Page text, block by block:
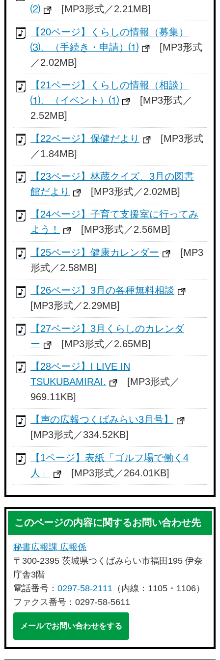
⑵
[MP3形式／2.21MB]
【20ページ】くらしの情報（募集）
⑶、（手続き・申請）⑴
[MP3形式
／2.02MB]
【21ページ】くらしの情報（相談）
⑴、（イベント）⑴
[MP3形式／
2.52MB]
【22ページ】保健だより
[MP3形式
／1.84MB]
【23ページ】林蔵クイズ、3月の図書
館だより
[MP3形式／2.02MB]
【24ページ】子育て支援室に行ってみ
よう！
[MP3形式／2.56MB]
【25ページ】健康カレンダー
[MP3
形式／2.58MB]
【26ページ】3月の各種無料相談
[MP3形式／2.29MB]
【27ページ】3月くらしのカレンダ
ー
[MP3形式／2.65MB]
【28ページ】I LIVE IN
TSUKUBAMIRAI.
[MP3形式／
969.11KB]
【声の広報つくばみらい3月号】
[MP3形式／334.52KB]
【1ページ】表紙「ゴルフ場で働く4
人」
[MP3形式／264.01KB]
このページの内容に関するお問い合わせ先
秘書広報課 広報係
〒300-2395 茨城県つくばみらい市福田195 伊奈
庁舎3階
電話番号：0297-58-2111 （内線：1105・1106）
ファクス番号：0297-58-5611
メールでお問い合わせをする